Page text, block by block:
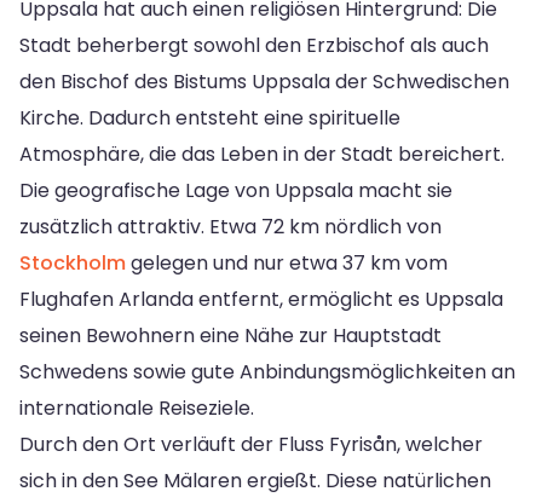
Uppsala hat auch einen religiösen Hintergrund: Die
Stadt beherbergt sowohl den Erzbischof als auch
den Bischof des Bistums Uppsala der Schwedischen
Kirche. Dadurch entsteht eine spirituelle
Atmosphäre, die das Leben in der Stadt bereichert.
Die geografische Lage von Uppsala macht sie
zusätzlich attraktiv. Etwa 72 km nördlich von
Stockholmgelegen und nur etwa 37 km vom
Flughafen Arlanda entfernt, ermöglicht es Uppsala
seinen Bewohnern eine Nähe zur Hauptstadt
Schwedens sowie gute Anbindungsmöglichkeiten an
internationale Reiseziele.
Durch den Ort verläuft der Fluss Fyrisån, welcher
sich in den See Mälaren ergießt. Diese natürlichen